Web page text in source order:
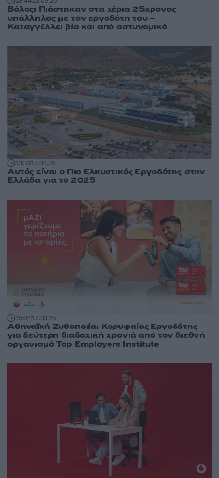
Βόλος: Πιάστηκαν στα χέρια 25χρονος
υπάλληλος με τον εργοδότη του –
Καταγγέλλει βία και από αστυνομικό
13:3317.06.25
Αυτός είναι ο Πιο Ελκυστικός Εργοδότης στην
Ελλάδα για το 2025
15:0417.03.25
Αθηναϊκή Ζυθοποιία: Κορυφαίος Εργοδότης
για δεύτερη διαδοχική χρονιά από τον διεθνή
οργανισμό Top Employers Institute